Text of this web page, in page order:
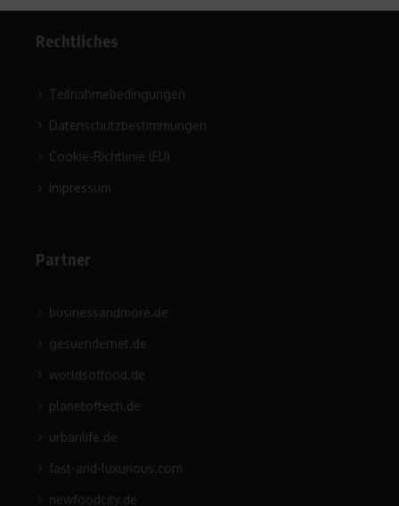
Rechtliches
Teilnahmebedingungen
Datenschutzbestimmungen
Cookie-Richtlinie (EU)
Impressum
Partner
businessandmore.de
gesuendernet.de
worldsoffood.de
planetoftech.de
urbanlife.de
fast-and-luxurious.com
newfoodcity.de